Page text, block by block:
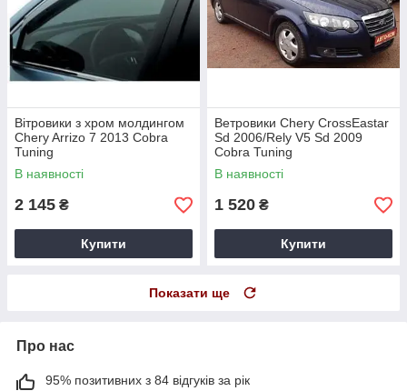
Вітровики з хром молдингом
Chery Arrizo 7 2013 Cobra
Tuning
В наявності
2 145 ₴
Купити
Ветровики Chery CrossEastar
Sd 2006/Rely V5 Sd 2009
Cobra Tuning
В наявності
1 520 ₴
Купити
Показати ще
Про нас
95% позитивних з 84 відгуків за рік